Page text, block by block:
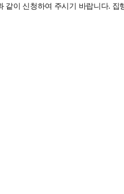
같이 신청하여 주시기 바랍니다. 집